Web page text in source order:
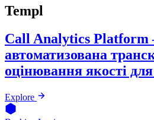
Templ
Call Analytics
автоматизована
оцінювання якості
Explore